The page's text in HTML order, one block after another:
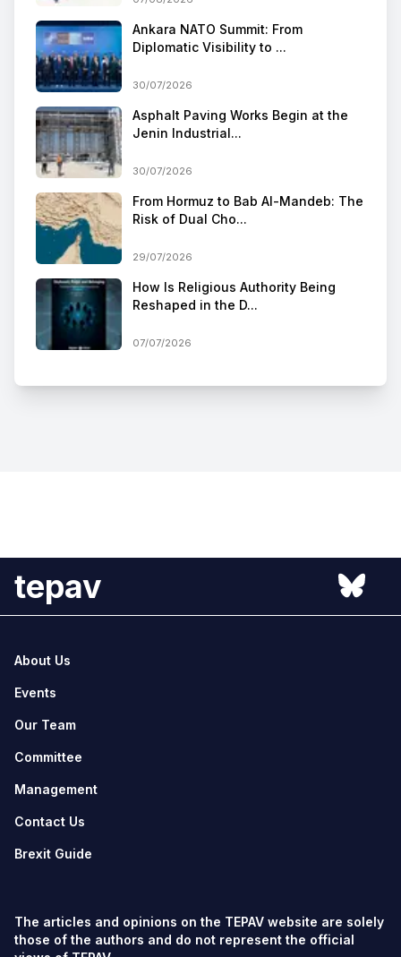
Ankara NATO Summit: From
Diplomatic Visibility to ...
30/07/2026
Asphalt Paving Works Begin at the
Jenin Industrial...
30/07/2026
From Hormuz to Bab Al-Mandeb: The
Risk of Dual Cho...
29/07/2026
How Is Religious Authority Being
Reshaped in the D...
07/07/2026
tepav
About Us
Events
Our Team
Committee
Management
Contact Us
Brexit Guide
The articles and opinions on the TEPAV website are solely
those of the authors and do not represent the official